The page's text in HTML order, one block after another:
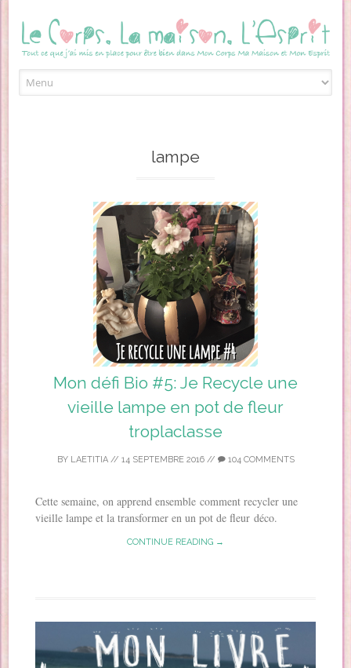
lampe
Mon défi Bio #5: Je Recycle une
vieille lampe en pot de fleur
troplaclasse
BY LAETITIA// 14 SEPTEMBRE 2016// 104 COMMENTS
Cette semaine, on apprend ensemble comment recycler une
vieille lampe et la transformer en un pot de fleur déco.
CONTINUE READING →